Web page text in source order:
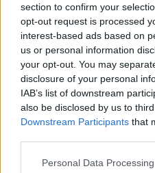
section to confirm your
opt-out request is processed
interest-based ads based on
us or personal information
your opt-out. You may
disclosure of your personal
IAB’s list of downstream
also be disclosed by us to
Downstream Participants that
Personal Data
Μεταπροπονητική πείνα:
που θέλεις να
πάντα μετά την άσκηση
27 Φεβρουαρίου 2026
Ωρίων – Σπάνια
συνδέονται με μνημεία
27 Φεβρουαρίου 2026